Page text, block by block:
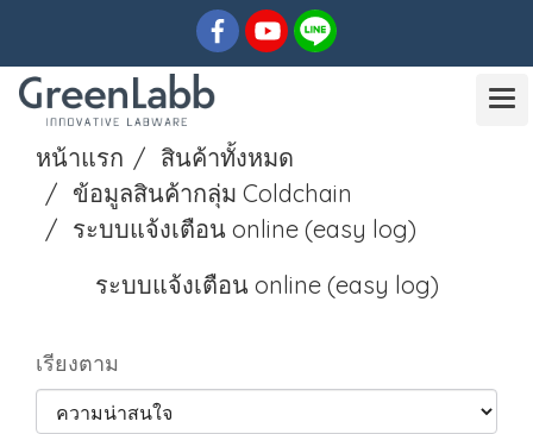
หน้าแรก
สินค้าทั้งหมด
ข้อมูลสินค้ากลุ่ม Coldchain
ระบบแจ้งเตือน online (easy log)
ระบบแจ้งเตือน online (easy log)
เรียงตาม